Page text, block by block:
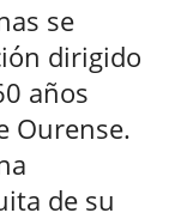
se
dirigido
años
Ourense.
de su